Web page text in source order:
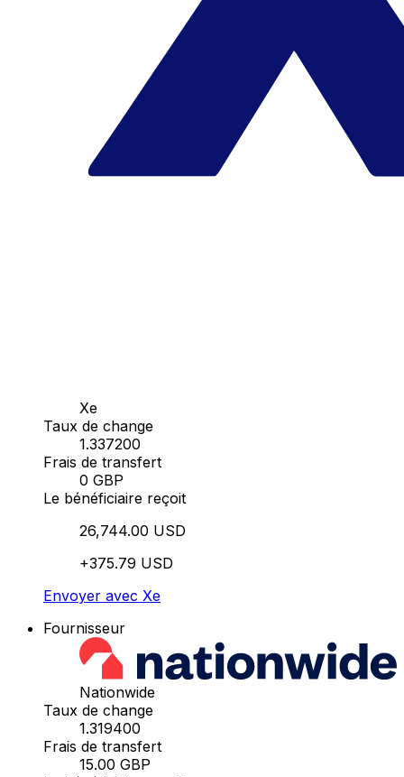
Xe
Taux de change
1.337200
Frais de transfert
0 GBP
Le bénéficiaire reçoit
26,744.00 USD
+375.79 USD
Envoyer avec Xe
Fournisseur
Nationwide
Taux de change
1.319400
Frais de transfert
15.00 GBP